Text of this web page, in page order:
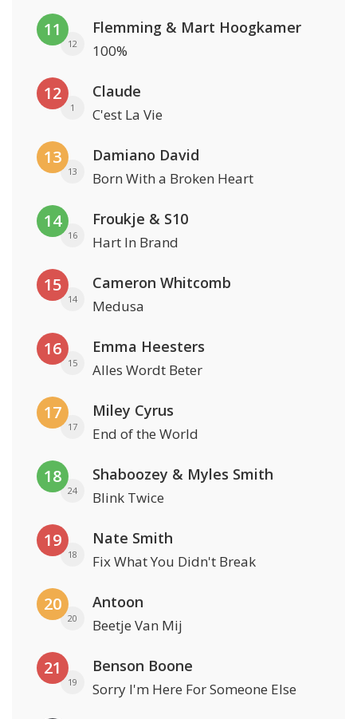
11
12
Flemming & Mart Hoogkamer
100%
12
1
Claude
C'est La Vie
13
13
Damiano David
Born With a Broken Heart
14
16
Froukje & S10
Hart In Brand
15
14
Cameron Whitcomb
Medusa
16
15
Emma Heesters
Alles Wordt Beter
17
17
Miley Cyrus
End of the World
18
24
Shaboozey & Myles Smith
Blink Twice
19
18
Nate Smith
Fix What You Didn't Break
20
20
Antoon
Beetje Van Mij
21
19
Benson Boone
Sorry I'm Here For Someone Else